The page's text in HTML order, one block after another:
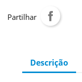
Partilhar
Descrição